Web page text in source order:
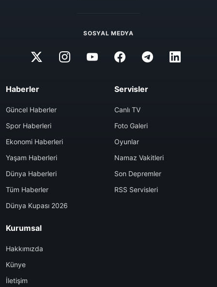
SOSYAL MEDYA
Haberler
Güncel Haberler
Spor Haberleri
Ekonomi Haberleri
Yaşam Haberleri
Dünya Haberleri
Tüm Haberler
Dünya Kupası 2026
Servisler
Canlı TV
Foto Galeri
Oyunlar
Namaz Vakitleri
Son Depremler
RSS Servisleri
Kurumsal
Hakkımızda
Künye
İletişim